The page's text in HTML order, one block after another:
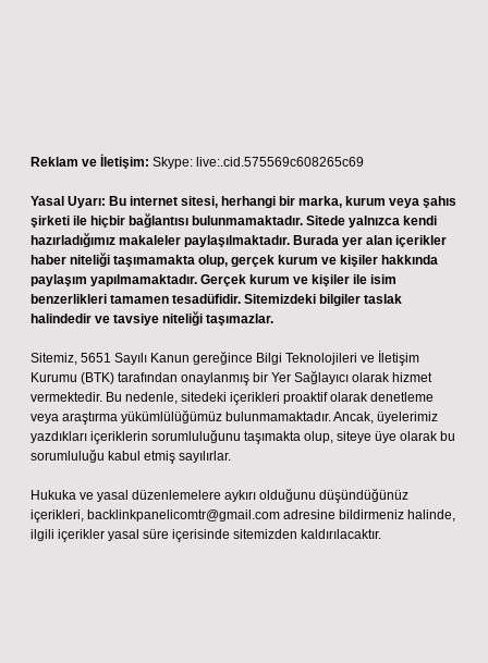
Reklam ve İletişim: Skype: live:.cid.575569c608265c69
Yasal Uyarı: Bu internet sitesi, herhangi bir marka, kurum veya şahıs
şirketi ile hiçbir bağlantısı bulunmamaktadır. Sitede yalnızca kendi
hazırladığımız makaleler paylaşılmaktadır. Burada yer alan içerikler
haber niteliği taşımamakta olup, gerçek kurum ve kişiler hakkında
paylaşım yapılmamaktadır. Gerçek kurum ve kişiler ile isim
benzerlikleri tamamen tesadüfidir. Sitemizdeki bilgiler taslak
halindedir ve tavsiye niteliği taşımazlar.
Sitemiz, 5651 Sayılı Kanun gereğince Bilgi Teknolojileri ve İletişim
Kurumu (BTK) tarafından onaylanmış bir Yer Sağlayıcı olarak hizmet
vermektedir. Bu nedenle, sitedeki içerikleri proaktif olarak denetleme
veya araştırma yükümlülüğümüz bulunmamaktadır. Ancak, üyelerimiz
yazdıkları içeriklerin sorumluluğunu taşımakta olup, siteye üye olarak bu
sorumluluğu kabul etmiş sayılırlar.
Hukuka ve yasal düzenlemelere aykırı olduğunu düşündüğünüz
içerikleri, backlinkpanelicomtr@gmail.com adresine bildirmeniz halinde,
ilgili içerikler yasal süre içerisinde sitemizden kaldırılacaktır.